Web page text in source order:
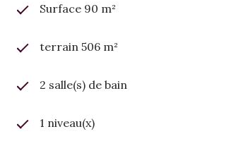
Surface 90 m²
terrain 506 m²
2 salle(s) de bain
1 niveau(x)